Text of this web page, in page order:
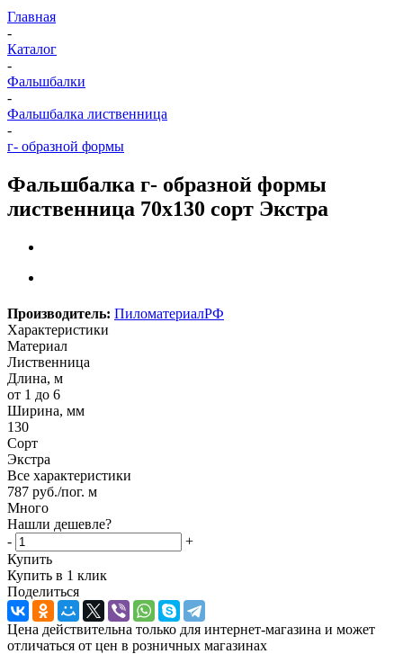
Главная
-
Каталог
-
Фальшбалки
-
Фальшбалка лиственница
-
г- образной формы
Фальшбалка г- образной формы
лиственница 70х130 сорт Экстра
Производитель: ПиломатериалРФ
Характеристики
Материал
Лиственница
Длина, м
от 1 до 6
Ширина, мм
130
Сорт
Экстра
Все характеристики
787 руб./пог. м
Много
Нашли дешевле?
-
+
Купить
Купить в 1 клик
Поделиться
Цена действительна только для интернет-магазина и может
отличаться от цен в розничных магазинах